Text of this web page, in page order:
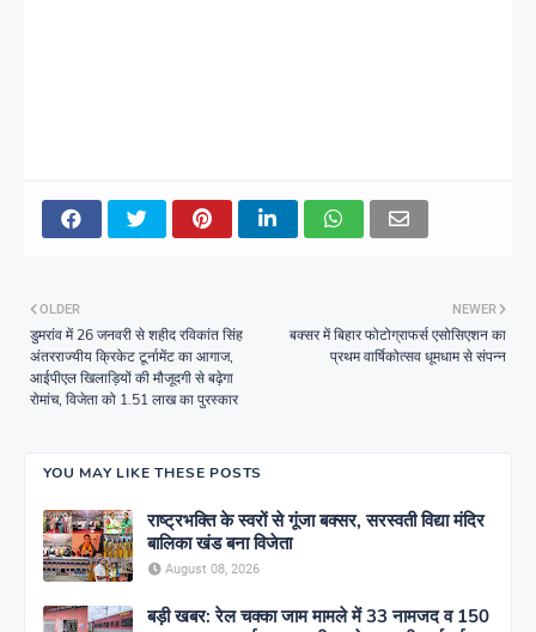
NEWER
बक्सर में बिहार फोटोग्राफर्स एसोसिएशन का
प्रथम वार्षिकोत्सव धूमधाम से संपन्न
OLDER
डुमरांव में 26 जनवरी से शहीद रविकांत सिंह
अंतरराज्यीय क्रिकेट टूर्नामेंट का आगाज,
आईपीएल खिलाड़ियों की मौजूदगी से बढ़ेगा
रोमांच, विजेता को 1.51 लाख का पुरस्कार
YOU MAY LIKE THESE POSTS
राष्ट्रभक्ति के स्वरों से गूंजा बक्सर, सरस्वती विद्या मंदिर
बालिका खंड बना विजेता
August 08, 2026
बड़ी खबर: रेल चक्का जाम मामले में 33 नामजद व 150